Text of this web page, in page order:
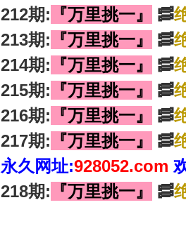
212期: 『万里挑一』 🥓
213期: 『万里挑一』 🥓
214期: 『万里挑一』 🥓
215期: 『万里挑一』 🥓
216期: 『万里挑一』 🥓
217期: 『万里挑一』 🥓
永久网址:928052.com
218期: 『万里挑一』 🥓